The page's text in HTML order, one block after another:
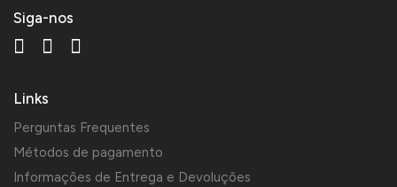
Siga-nos
Links
Perguntas Frequentes
Métodos de pagamento
Informações de Entrega e Devoluções